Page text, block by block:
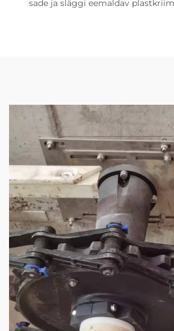
sade ja släggi eemaldav